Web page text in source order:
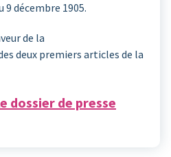
9 décembre 1905.
de la
deux premiers articles de la
dossier de presse